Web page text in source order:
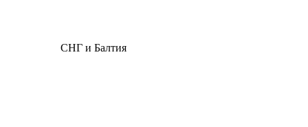
СНГ и Балтия